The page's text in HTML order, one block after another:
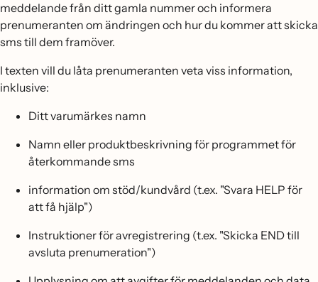
meddelande från ditt gamla nummer och informera
prenumeranten om ändringen och hur du kommer att skicka
sms till dem framöver.
I texten vill du låta prenumeranten veta viss information,
inklusive:
Ditt varumärkes namn
Namn eller produktbeskrivning för programmet för
återkommande sms
information om stöd/kundvård (t.ex. "Svara HELP för
att få hjälp")
Instruktioner för avregistrering (t.ex. "Skicka END till
avsluta prenumeration")